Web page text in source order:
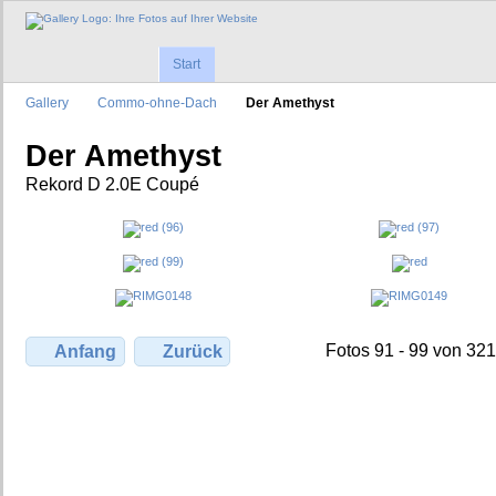
Start
Gallery Commo-ohne-Dach Der Amethyst
Der Amethyst
Rekord D 2.0E Coupé
Anfang Zurück Fotos 91 - 99 von 321